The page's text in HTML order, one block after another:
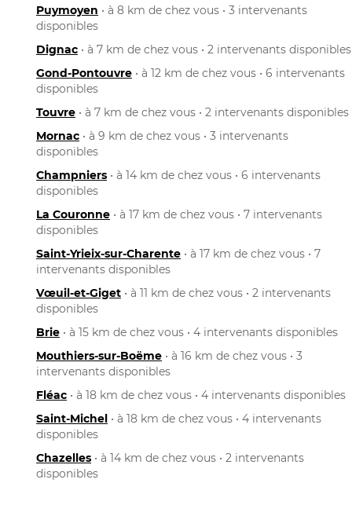
Puymoyen • à 8 km de chez vous • 3 intervenants
disponibles
Dignac • à 7 km de chez vous • 2 intervenants disponibles
Gond-Pontouvre • à 12 km de chez vous • 6 intervenants
disponibles
Touvre • à 7 km de chez vous • 2 intervenants disponibles
Mornac • à 9 km de chez vous • 3 intervenants
disponibles
Champniers • à 14 km de chez vous • 6 intervenants
disponibles
La Couronne • à 17 km de chez vous • 7 intervenants
disponibles
Saint-Yrieix-sur-Charente • à 17 km de chez vous • 7
intervenants disponibles
Vœuil-et-Giget • à 11 km de chez vous • 2 intervenants
disponibles
Brie • à 15 km de chez vous • 4 intervenants disponibles
Mouthiers-sur-Boëme • à 16 km de chez vous • 3
intervenants disponibles
Fléac • à 18 km de chez vous • 4 intervenants disponibles
Saint-Michel • à 18 km de chez vous • 4 intervenants
disponibles
Chazelles • à 14 km de chez vous • 2 intervenants
disponibles